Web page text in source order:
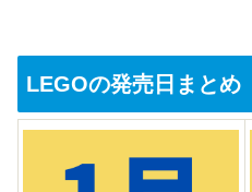
LEGOの発売日まとめ